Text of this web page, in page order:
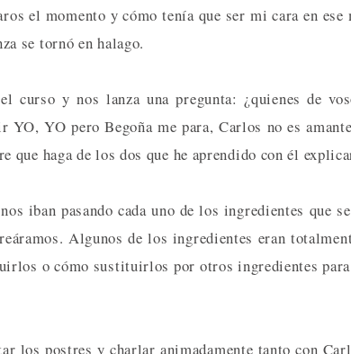
el momento y cómo tenía que ser mi cara en
se tornó en halago.
curso y nos lanza una pregunta: ¿quienes de
YO, YO pero Begoña me para, Carlos no es
que haga de los dos que he aprendido con él
iban pasando cada uno de los ingredientes que
Algunos de los ingredientes eran
o cómo sustituirlos por otros ingredientes
los postres y charlar animadamente tanto con